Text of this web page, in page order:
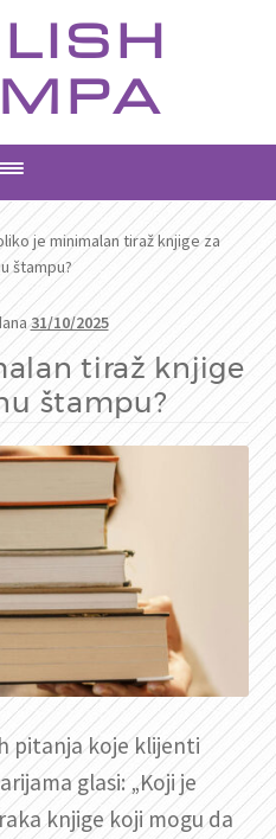
je minimalan tiraž knjige za
štampu?
31/10/2025
tiraž knjige
štampu?
pitanja koje klijenti
glasi: „Koji je
knjige koji mogu da